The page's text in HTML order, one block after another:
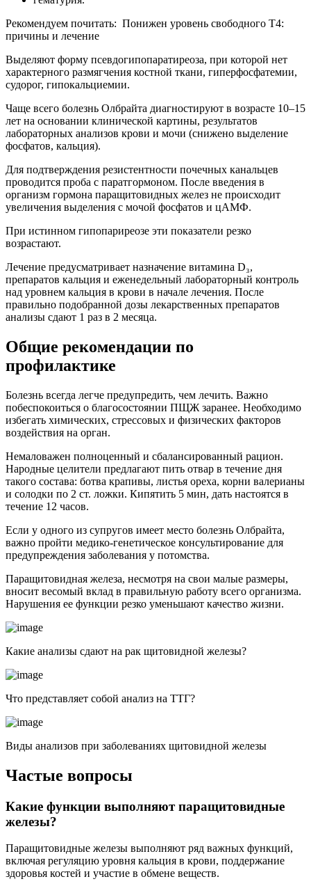
Рекомендуем почитать: Понижен уровень свободного Т4:
причины и лечение
Выделяют форму псевдогипопаратиреоза, при которой нет
характерного размягчения костной ткани, гиперфосфатемии,
судорог, гипокальциемии.
Чаще всего болезнь Олбрайта диагностируют в возрасте 10–15
лет на основании клинической картины, результатов
лабораторных анализов крови и мочи (снижено выделение
фосфатов, кальция).
Для подтверждения резистентности почечных канальцев
проводится проба с паратгормоном. После введения в
организм гормона паращитовидных желез не происходит
увеличения выделения с мочой фосфатов и цАМФ.
При истинном гипопариреозе эти показатели резко
возрастают.
Лечение предусматривает назначение витамина D₃,
препаратов кальция и еженедельный лабораторный контроль
над уровнем кальция в крови в начале лечения. После
правильно подобранной дозы лекарственных препаратов
анализы сдают 1 раз в 2 месяца.
Общие рекомендации по
профилактике
Болезнь всегда легче предупредить, чем лечить. Важно
побеспокоиться о благосостоянии ПЩЖ заранее. Необходимо
избегать химических, стрессовых и физических факторов
воздействия на орган.
Немаловажен полноценный и сбалансированный рацион.
Народные целители предлагают пить отвар в течение дня
такого состава: ботва крапивы, листья ореха, корни валерианы
и солодки по 2 ст. ложки. Кипятить 5 мин, дать настоятся в
течение 12 часов.
Если у одного из супругов имеет место болезнь Олбрайта,
важно пройти медико-генетическое консультирование для
предупреждения заболевания у потомства.
Паращитовидная железа, несмотря на свои малые размеры,
вносит весомый вклад в правильную работу всего организма.
Нарушения ее функции резко уменьшают качество жизни.
Какие анализы сдают на рак щитовидной железы?
Что представляет собой анализ на ТТГ?
Виды анализов при заболеваниях щитовидной железы
Частые вопросы
Какие функции выполняют паращитовидные
железы?
Паращитовидные железы выполняют ряд важных функций,
включая регуляцию уровня кальция в крови, поддержание
здоровья костей и участие в обмене веществ.